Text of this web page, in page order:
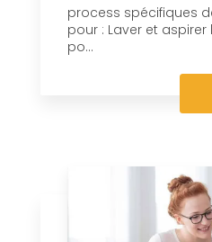
process spécifiques
pour : Laver et aspirer
po...